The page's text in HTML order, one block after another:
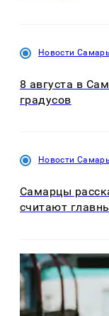
Новости
8 августа в
градусов
Новости
Самарцы
считают